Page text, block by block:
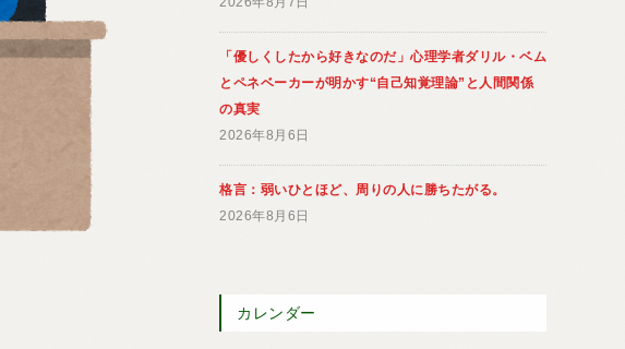
「優しくしたから好きなのだ」心理学者ダリル・ベム
とペネベーカーが明かす“自己知覚理論”と人間関係
の真実
2026年8月6日
格言：弱いひとほど、周りの人に勝ちたがる。
2026年8月6日
カレンダー